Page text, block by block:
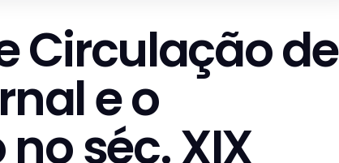
Circulação de
e o
séc. XIX